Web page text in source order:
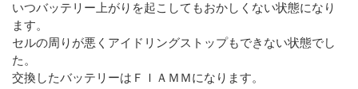
いつバッテリー上がりを起こしてもおかしくない状態になり
ます。
セルの周りが悪くアイドリングストップもできない状態でし
た。
交換したバッテリーはＦＩＡＭＭになります。